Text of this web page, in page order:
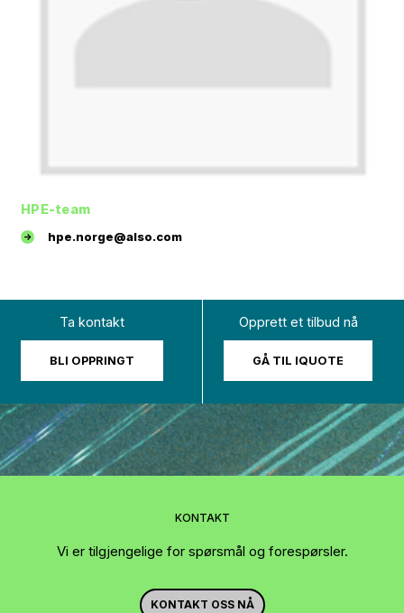
HPE-team
hpe.norge@also.com
Ta kontakt
BLI OPPRINGT
Opprett et tilbud nå
GÅ TIL IQUOTE
KONTAKT
Vi er tilgjengelige for spørsmål og forespørsler.
KONTAKT OSS NÅ